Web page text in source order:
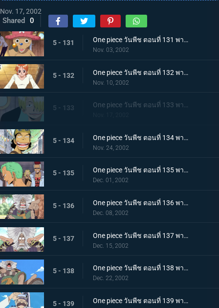
Nov. 17, 2002
Shared 0
5 - 131 One piece วันพีช ตอนที่ 131 พากย์ไทย คนไข้รายแรกและเรื่องราวของรัมเบิลบอล
Nov. 03, 2002
5 - 132 One piece วันพีช ตอนที่ 132 พากย์ไทย การสไตรก์ของต้นหน เพื่อความฝันไม่มีวันปล่อยให้หลุดมือ
Nov. 10, 2002
5 - 133 One piece วันพีช ตอนที่ 133 พากย์ไทย ฝันที่ได้รับช่วงต่อ แกงกะหรี่ของซันจิจอมอึด
5 - 134 One piece วันพีช ตอนที่ 134 พากย์ไทย จะยิงมันขึ้นไปให้ได้ ดอกไม้ไฟของลูกผู้ชายชื่ออุซป
Nov. 24, 2002
5 - 135 One piece วันพีช ตอนที่ 135 พากย์ไทย ข่าวลือในหมู่นักล่าโจรสลัด เรื่องของนักดาบมหัศจรรย์โซโล!
Dec. 01, 2002
5 - 136 One piece วันพีช ตอนที่ 136 พากย์ไทย เซนี่แห่งเกาะแพะภูเขา และเรือที่มีอยู่บนยอดเขา!
Dec. 08, 2002
5 - 137 One piece วันพีช ตอนที่ 137 พากย์ไทย เก็บดอกได้ไหมเนี่ย? ความต้องการของเซนี่นักปล่อยเงินกู้!
Dec. 15, 2002
5 - 138 One piece วันพีช ตอนที่ 138 พากย์ไทย สมบัติของเกาะที่แท้จริง! กลุ่มโจรสลัดเซนี่ออกเดินทาง!
Dec. 22, 2002
5 - 139 One piece วันพีช ตอนที่ 139 พากย์ไทย ตำนานหมอกสีรุ้งกับผู้เฒ่าแห่งเกาะลูลูก้า!